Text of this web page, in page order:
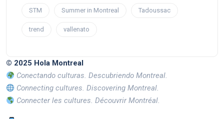
STM Summer in Montreal Tadoussac
trend vallenato
© 2025 Hola Montreal
Conectando culturas. Descubriendo Montreal.
Connecting cultures. Discovering Montreal.
Connecter les cultures. Découvrir Montréal.